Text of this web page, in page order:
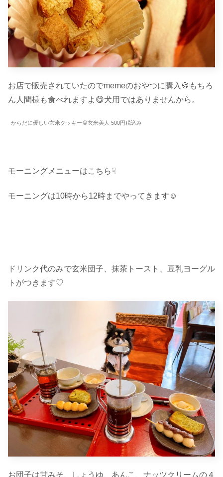
お店で販売されていたのでmemeのおやつに購入🍪もちろ
ん人間様も食べれますよ😋犬用ではありませんから。
からだに優しい玄米クッキー🍪玄米美人 500円税込み
モーニングメニューはこちら☟
モーニングは10時から12時までやってきます☺︎
ドリンク代のみで玄米団子、抹茶トースト、豆乳ヨーグル
トがつきます♡
お団子は甘みそ、しょうゆ、あんこ、ナッツクリームの４